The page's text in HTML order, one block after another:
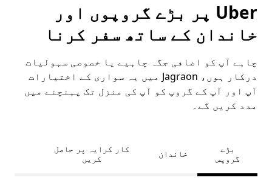
Uber پر بڑے گروپوں اور
خاندان کے ساتھ سفر کرنا
چاہے آپ کو اضافی جگہ چاہیے یا خصوصی سہولیات
درکار ہوں، Jagraon میں یہ سواری کے اختیارات
آپ اور آپ کے گروپ کو آپ کی منزل تک پہنچنے میں
مدد کریں گے۔
بڑے
گروپس
خاندان
کار کرایہ پر حاصل
کریں